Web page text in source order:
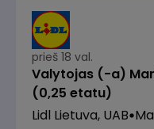
prieš 18 val.
Valytojas (-a)
(0,25 etatu)
Lidl Lietuva, UAB